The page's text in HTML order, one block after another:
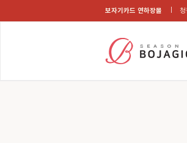
보자기카드 연하장몰 청